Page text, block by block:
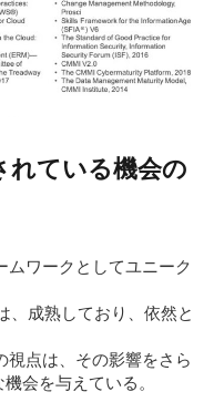
れている機会の
ムワークとしてユニーク
、成熟しており、依然と
視点は、その影響をさら
会を与えている。